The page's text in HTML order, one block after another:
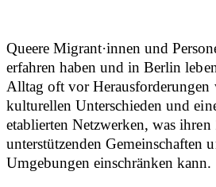
Queere Migrant·innen und
erfahren haben und in Berlin
Alltag oft vor Herausforderungen
kulturellen Unterschieden und
etablierten Netzwerken, was ihren
unterstützenden Gemeinschaften
Umgebungen einschränken kann.